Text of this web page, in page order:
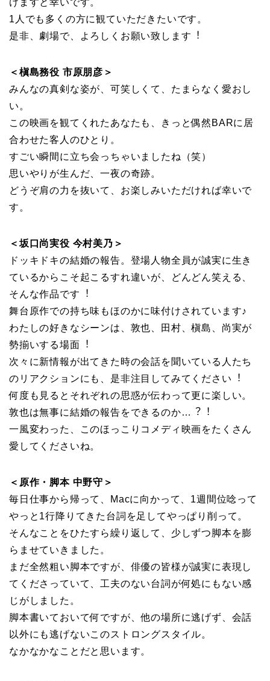
1⼈でも多くの⽅に観ていただきたいです。
是⾮、劇場で、よろしくお願い致します︕
＜槇島務役 市原朋彦＞
みんなの真剣な姿が、可笑しくて、たまらなく愛おし
い。
この映画を観てくれたあなたも、きっと偶然BARに居
合わせた客⼈のひとり。
すごい瞬間に⽴ち会っちゃいましたね（笑）
思いやりが⽣んだ、⼀夜の奇跡。
どうぞ肩の⼒を抜いて、お楽しみいただければ幸いで
す。
＜坂⼝尚実役 今村美乃＞
ドッキドキの結婚の報告。登場⼈物全員が誠実に⽣き
ているからこそ起こるすれ違いが、どんどん笑える、
そんな作品です︕
舞台原作での持ち味もほのかに味付けされています♪
わたしの好きなシーンは、敦也、⽥村、槇島、尚実が
勢揃いする場⾯︕
次々に新情報が出てきた時の会話を聞いている⼈たち
のリアクションにも、是⾮注⽬してみてください︕
何度も⾒るとそれぞれの思惑が伝わって更に楽しい。
敦也は無事に結婚の報告をできるのか…︖︕
⼀⾵変わった、このほっこりコメディ映画をたくさん
愛してくださいね。
＜原作・脚本 中野守＞
毎⽇仕事から帰って、Macに向かって、1週間位唸って
やっと1⾏降りてきた台詞を⾜してやっぱり削って。
そんなことをひたすら繰り返して、少しずつ脚本を膨
らませていきました。
まだ全然粗い脚本ですが、俳優の皆様が誠実に表現し
てくださっていて、⼯夫のない台詞が何処にもない感
じがしました。
脚本書いておいて何ですが、他の場所に逃げず、会話
以外にも逃げないこのストロングスタイル。
なかなかなことだと思います。